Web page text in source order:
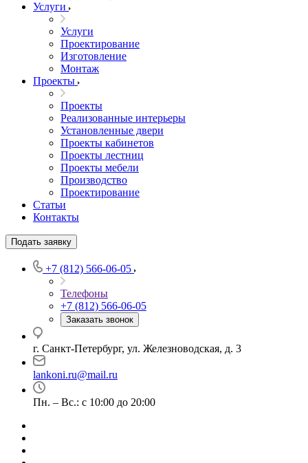
Услуги
Услуги
Проектирование
Изготовление
Монтаж
Проекты
Проекты
Реализованные интерьеры
Установленные двери
Проекты кабинетов
Проекты лестниц
Проекты мебели
Производство
Проектирование
Статьи
Контакты
Подать заявку
+7 (812) 566-06-05
Телефоны
+7 (812) 566-06-05
Заказать звонок
г. Санкт-Петербург, ул. Железноводская, д. 3
lankoni.ru@mail.ru
Пн. – Вс.: с 10:00 до 20:00